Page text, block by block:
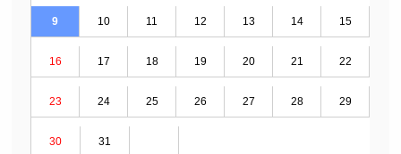
9 10 11 12 13 14 15
16 17 18 19 20 21 22
23 24 25 26 27 28 29
30 31